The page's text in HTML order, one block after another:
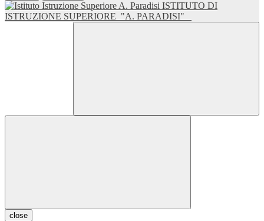
ISTITUTO DI
ISTRUZIONE SUPERIORE "A. PARADISI"
close